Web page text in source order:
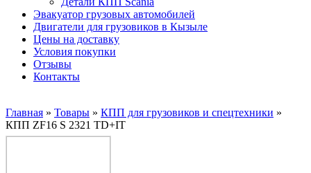
Эвакуатор грузовых автомобилей
Двигатели для грузовиков в Кызыле
Цены на доставку
Условия покупки
Отзывы
Контакты
Главная » Товары » КПП для грузовиков и спецтехники »
КПП ZF16 S 2321 TD+IT